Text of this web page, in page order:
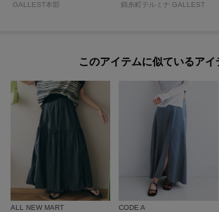
GALLEST本部
錦糸町テルミナ GALLEST
このアイテムに似ているアイ
ALL NEW MART
CODE A